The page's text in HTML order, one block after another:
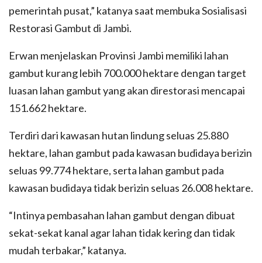
pemerintah pusat,” katanya saat membuka Sosialisasi
Restorasi Gambut di Jambi.
Erwan menjelaskan Provinsi Jambi memiliki lahan
gambut kurang lebih 700.000 hektare dengan target
luasan lahan gambut yang akan direstorasi mencapai
151.662 hektare.
Terdiri dari kawasan hutan lindung seluas 25.880
hektare, lahan gambut pada kawasan budidaya berizin
seluas 99.774 hektare, serta lahan gambut pada
kawasan budidaya tidak berizin seluas 26.008 hektare.
“Intinya pembasahan lahan gambut dengan dibuat
sekat-sekat kanal agar lahan tidak kering dan tidak
mudah terbakar,” katanya.